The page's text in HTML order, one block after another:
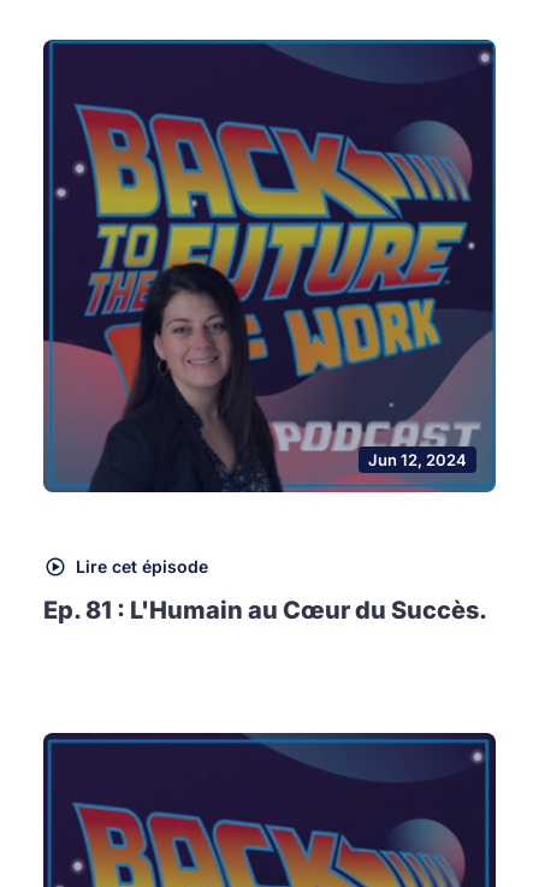
Jun 12, 2024
Lire cet épisode
Ep. 81 : L'Humain au Cœur du Succès.